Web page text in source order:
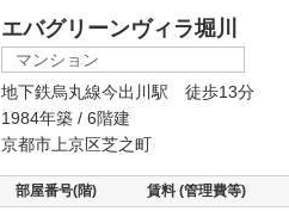
エバグリーンヴィラ堀川
マンション
地下鉄烏丸線今出川駅 徒歩13分
1984年築 / 6階建
京都市上京区芝之町
部屋番号(階) 賃料 (管理費等)